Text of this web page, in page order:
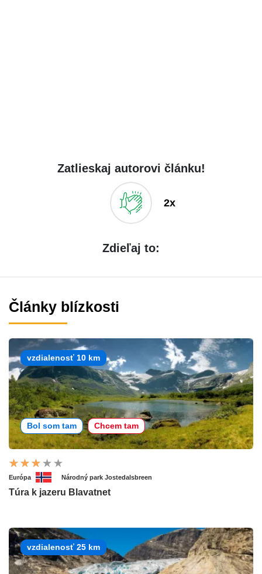
Zatlieskaj autorovi článku!
2x
Zdieľaj to:
Články blízkosti
vzdialenosť 10 km
Bol som tam Chcem tam
Európa Národný park Jostedalsbreen
Túra k jazeru Blavatnet
vzdialenosť 25 km